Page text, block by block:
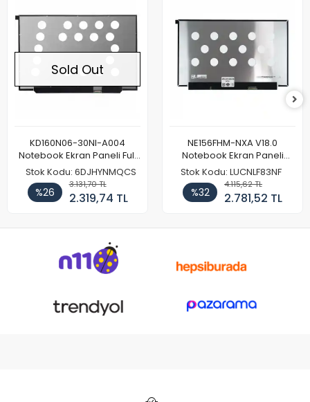
Sold Out
KD160N06-30NI-A004
Notebook Ekran Paneli Full
HD
Stok Kodu: 6DJHYNMQCS
%26
3.131,70 TL
2.319,74 TL
NE156FHM-NXA V18.0
Notebook Ekran Paneli
144Hz
Stok Kodu: LUCNLF83NF
%32
4.115,62 TL
2.781,52 TL